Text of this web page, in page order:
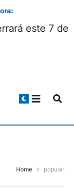
este 7 de
Home popular